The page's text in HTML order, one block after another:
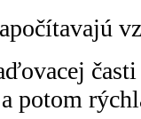
časti
potom